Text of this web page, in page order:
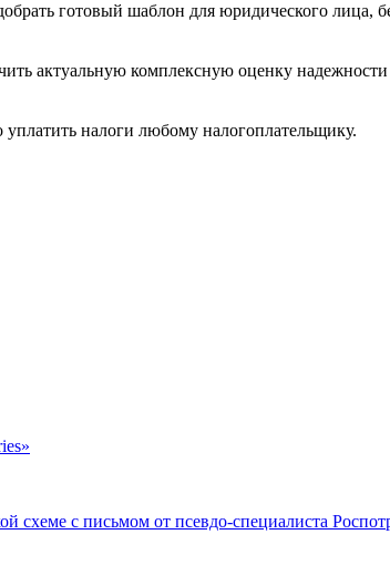
готовый шаблон для юридического
актуальную комплексную оценку
налоги любому налогоплательщику.
с письмом от псевдо-специалиста